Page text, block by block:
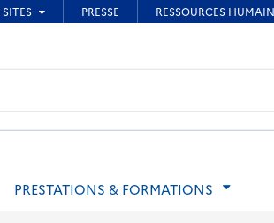
PRESTATIONS & FORMATIONS